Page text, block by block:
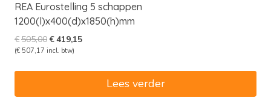
REA Eurostelling 5 schappen
1200(l)x400(d)x1850(h)mm
€505,00Oorspronkelijke
prijs
€419,15Huidige
€419,15.
(€ 507,17 incl. btw)
Lees verder